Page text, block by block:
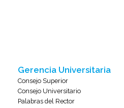
Gerencia Universitaria
Consejo Superior
Consejo Universitario
Palabras del Rector